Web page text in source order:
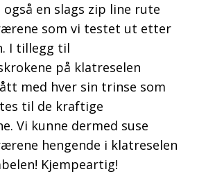
en slags zip line rute
som vi testet ut etter
I tillegg til
på klatreselen
med hver sin trinse som
til de kraftige
Vi kunne dermed suse
hengende i klatreselen
Kjempeartig!